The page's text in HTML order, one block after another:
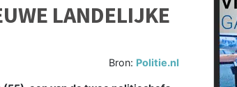
LANDELIJKE
Bron: Politie.nl